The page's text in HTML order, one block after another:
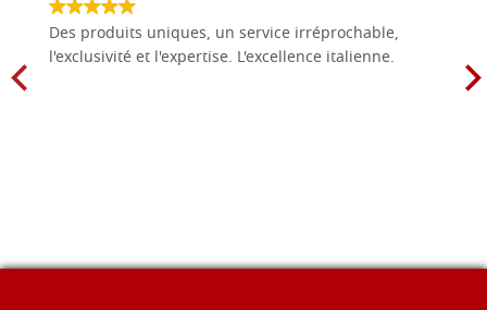
Des produits uniques, un service irréprochable,
l'exclusivité et l'expertise. L'excellence italienne.